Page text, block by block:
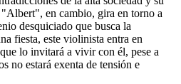
en cambio, gira en torno a
desquiciado que busca la
fiesta, este violinista entra en
lo invitará a vivir con él, pese a
no estará exenta de tensión e